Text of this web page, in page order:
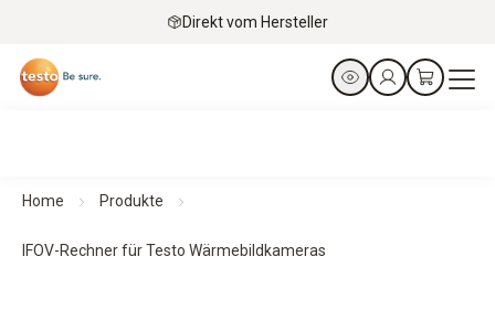
Direkt vom Hersteller
Home Produkte
IFOV-Rechner für Testo Wärmebildkameras